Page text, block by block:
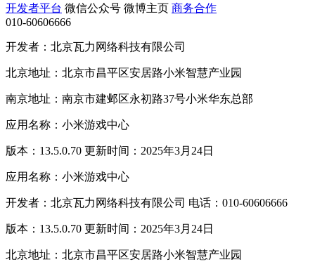
开发者平台 微信公众号 微博主页 商务合作
010-60606666
开发者：北京瓦力网络科技有限公司
北京地址：北京市昌平区安居路小米智慧产业园
南京地址：南京市建邺区永初路37号小米华东总部
应用名称：小米游戏中心
版本：13.5.0.70 更新时间：2025年3月24日
应用名称：小米游戏中心
开发者：北京瓦力网络科技有限公司 电话：010-60606666
版本：13.5.0.70 更新时间：2025年3月24日
北京地址：北京市昌平区安居路小米智慧产业园